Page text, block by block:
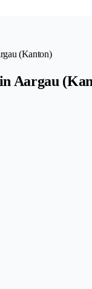
(Kanton)
Aargau